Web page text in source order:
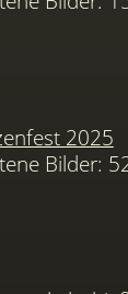
2025
Bilder: